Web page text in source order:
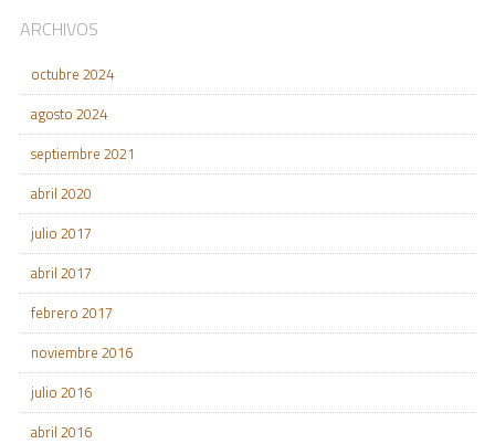
ARCHIVOS
octubre 2024
agosto 2024
septiembre 2021
abril 2020
julio 2017
abril 2017
febrero 2017
noviembre 2016
julio 2016
abril 2016